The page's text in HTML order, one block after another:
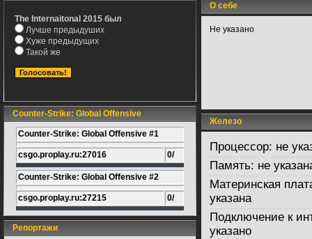
The Internaitonal 2015 был
Лучше предыдуших
Хуже предыдущих
Такой же
Counter-Strike: Global Offensive
Counter-Strike: Global Offensive #1
csgo.proplay.ru:27016 0/
Counter-Strike: Global Offensive #2
csgo.proplay.ru:27215 0/
Репортажи
О себе
Не указано
Железо
Процессор: не
Память: не
Материнская
указана
Подключение к
указано